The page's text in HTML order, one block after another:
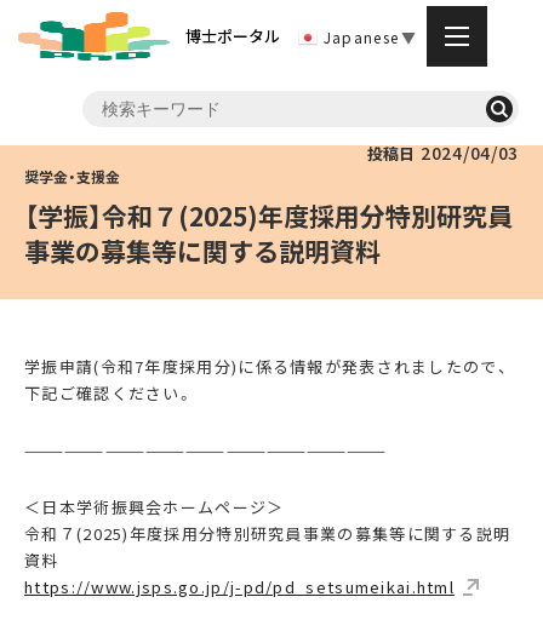
博士ポータル Japanese▼
投稿日 2024/04/03
【学振】令和７(2025)年度採用分特別研究員
事業の募集等に関する説明資料
学振申請(令和7年度採用分)に係る情報が発表されましたので、
下記ご確認ください。
———————————————————————————
＜日本学術振興会ホームページ＞
令和７(2025)年度採用分特別研究員事業の募集等に関する説明
資料
https://www.jsps.go.jp/j-pd/pd_setsumeikai.html